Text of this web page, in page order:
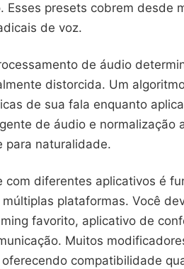
Esses presets cobrem desde
de voz.
de áudio
distorcida. Um
de sua fala enquanto
de áudio e normalização
para naturalidade.
com diferentes aplicativos é
plataformas. Você
favorito, aplicativo de
Muitos
compatibilidade